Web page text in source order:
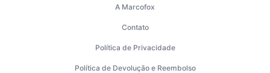
A Marcofox
Contato
Política de Privacidade
Política de Devolução e Reembolso